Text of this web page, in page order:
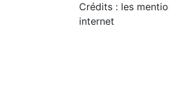
Crédits : les
internet